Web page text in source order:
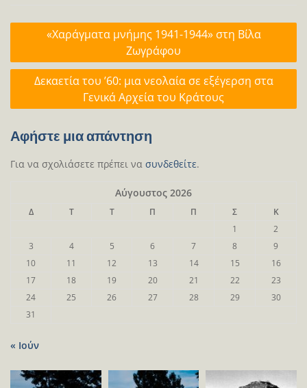
Πλοήγηση
«Χαράγματα μνήμης 1941-1944» στη Βίλα
Ζωγράφου
Δεκαετία του ’60: μια νεολαία σε εξέγερση στα
Γενικά Αρχεία του Κράτους
Αφήστε μια απάντηση
Για να σχολιάσετε πρέπει να συνδεθείτε.
Αύγουστος 2026
Δ Τ Τ Π Π Σ
Κ
1
2
3
4 5 6 7 8
9
10
11 12 13 14 15
16
17
18 19 20 21 22
23
24
25 26 27 28 29
30
31
« Ιούν